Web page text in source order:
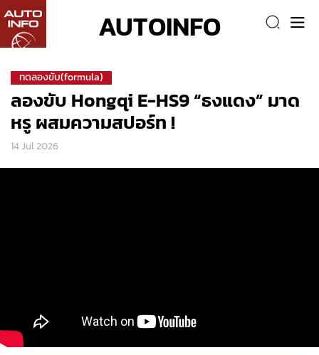
AUTOINFO
ทดลองขับ(formula)
ลองขับ Hongqi E-HS9 “ธงแดง” มาด
หรู ผสมความสปอร์ท !
14 Jul 2026